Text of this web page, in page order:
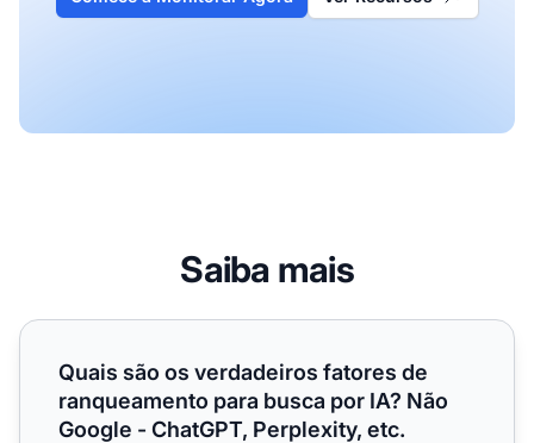
Saiba mais
Quais são os verdadeiros fatores de ranqueamento para
Quais são os verdadeiros fatores de
ranqueamento para busca por IA? Não
Google - ChatGPT, Perplexity, etc.